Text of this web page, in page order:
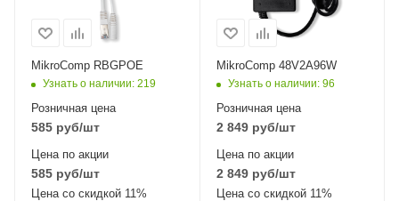
MikroComp RBGPOE
Узнать о наличии: 219
Розничная цена
585 руб/шт
Цена по акции
585 руб/шт
Цена со скидкой 11%
MikroComp 48V2A96W
Узнать о наличии: 96
Розничная цена
2 849руб/шт
Цена по акции
2 849руб/шт
Цена со скидкой 11%